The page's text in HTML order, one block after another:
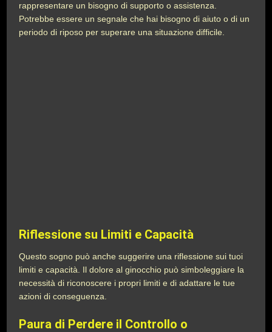
rappresentare un bisogno di supporto o assistenza.
Potrebbe essere un segnale che hai bisogno di aiuto o di un
periodo di riposo per superare una situazione difficile.
Riflessione su Limiti e Capacità
Questo sogno può anche suggerire una riflessione sui tuoi
limiti e capacità. Il dolore al ginocchio può simboleggiare la
necessità di riconoscere i propri limiti e di adattare le tue
azioni di conseguenza.
Paura di Perdere il Controllo o